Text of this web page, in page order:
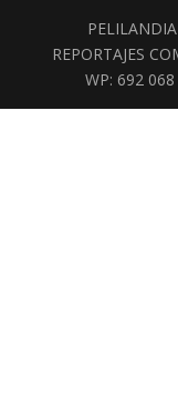
REPORTAJES
WP: 692